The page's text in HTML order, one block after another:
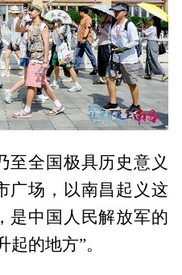
至全国极具历史意义
广场，以南昌起义这
是中国人民解放军的
的地方”。